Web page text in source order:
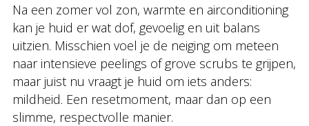
Na een zomer vol zon, warmte en airconditioning
kan je huid er wat dof, gevoelig en uit balans
uitzien. Misschien voel je de neiging om meteen
naar intensieve peelings of grove scrubs te grijpen,
maar juist nu vraagt je huid om iets anders:
mildheid. Een resetmoment, maar dan op een
slimme, respectvolle manier.